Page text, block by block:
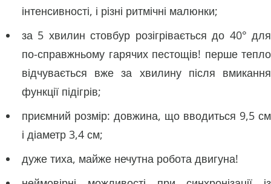
інтенсивності, і різні ритмічні малюнки;
за 5 хвилин стовбур розігрівається до 40° для
по-справжньому гарячих пестощів! перше тепло
відчувається вже за хвилину після вмикання
функції підігрів;
приємний розмір: довжина, що вводиться 9,5 см
і діаметр 3,4 см;
дуже тиха, майже нечутна робота двигуна!